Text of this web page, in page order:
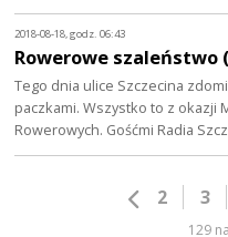
2018-08-18, godz. 06:43
Rowerowe szaleństwo
Tego dnia ulice Szczecina
paczkami. Wszystko to z okazji
Rowerowych. Gośćmi Radia
2 3
129